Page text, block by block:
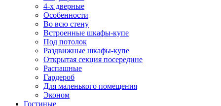
4-х дверные
Особенности
Во всю стену
Встроенные шкафы-купе
Под потолок
Раздвижные шкафы-купе
Открытая секция посередине
Распашные
Гардероб
Для маленького помещения
Эконом
Гостиные